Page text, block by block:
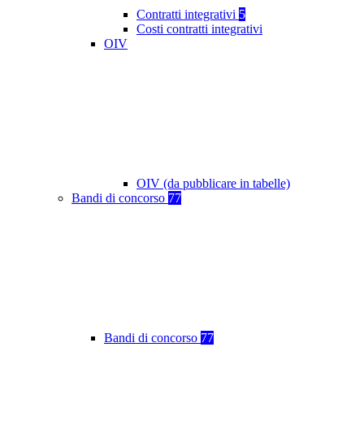
Contratti integrativi 5
Costi contratti integrativi
OIV
OIV (da pubblicare in tabelle)
Bandi di concorso 77
Bandi di concorso 77